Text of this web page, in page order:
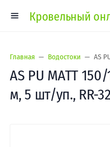
Кровельный
Главная Водостоки AS
AS PU MATT
м, 5 шт/уп., RR-